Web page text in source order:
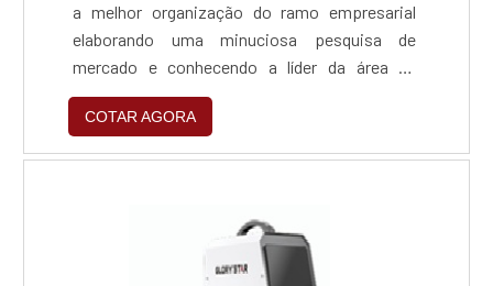
a melhor organização do ramo empresarial
elaborando uma minuciosa pesquisa de
mercado e conhecendo a líder da área de
atuação.Quando o assunto é máquina de
gravação a laser em metal, com os
colaboradores da FHTEC - Máquinas, Peças e
manutenções preventivas e corretivas em
máquinas a laser multimarcas.DETALHES
COTAR AGORA